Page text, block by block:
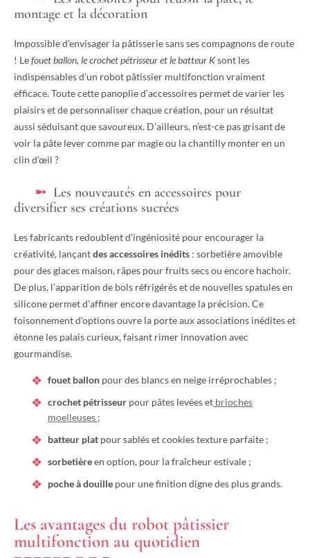
montage et la décoration
Impossible d’envisager la pâtisserie sans ses compagnons de route
! Lefouet ballon, le crochet pétrisseur et le batteur Ksont les
indispensables d’un robot pâtissier multifonction vraiment
efficace. Toute cette panoplie d’accessoires permet de varier les
plaisirs et de personnaliser chaque création, pour un résultat
aussi séduisant que savoureux. D’ailleurs, n’est-ce pas grisant de
voir la pâte lever comme par magie ou la chantilly monter en un
clin d’œil ?
Les nouveautés en accessoires pour
diversifier ses créations sucrées
Les fabricants redoublent d’ingéniosité pour encourager la
créativité, lançantdes accessoires inédits : sorbetière amovible
pour des glaces maison, râpes pour fruits secs ou encore hachoir.
De plus, l’apparition de bols réfrigérés et de nouvelles spatules en
silicone permet d’affiner encore davantage la précision. Ce
foisonnement d’options ouvre la porte aux associations inédites et
étonne les palais curieux, faisant rimer innovation avec
gourmandise.
fouet ballon pour des blancs en neige irréprochables ;
crochet pétrisseur pour pâtes levées et brioches
moelleuses ;
batteur plat pour sablés et cookies texture parfaite ;
sorbetièreen option, pour la fraîcheur estivale ;
poche à douille pour une finition digne des plus grands.
Les avantages du robot pâtissier
multifonction au quotidien